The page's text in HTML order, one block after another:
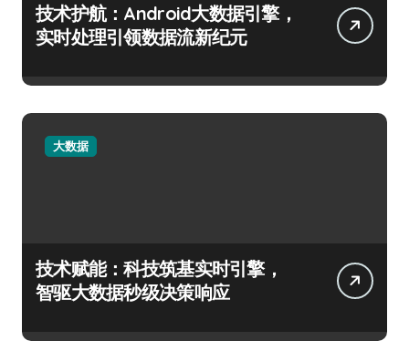
技术护航：Android大数据引擎，
实时处理引领数据流新纪元
大数据
技术赋能：科技筑基实时引擎，
智驱大数据秒级决策响应